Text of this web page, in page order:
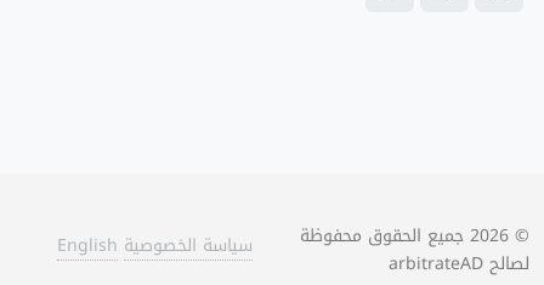
©
2026جميع الحقوق محفوظة
لصالح arbitrateAD
سياسة الخصوصية English